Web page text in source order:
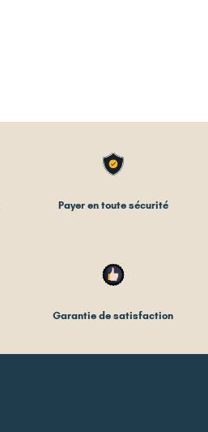
Payer en toute sécurité
Garantie de satisfaction